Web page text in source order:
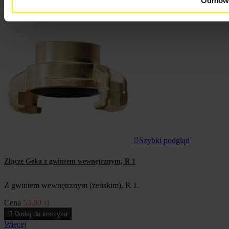
W magazynie
 Szybki podgląd
Złącze Geka z gwintem wewnętrznym, R 1
Z gwintem wewnętrznym (żeńskim), R 1.
Cena 55,00 zł
 Dodaj do koszyka
Więcej